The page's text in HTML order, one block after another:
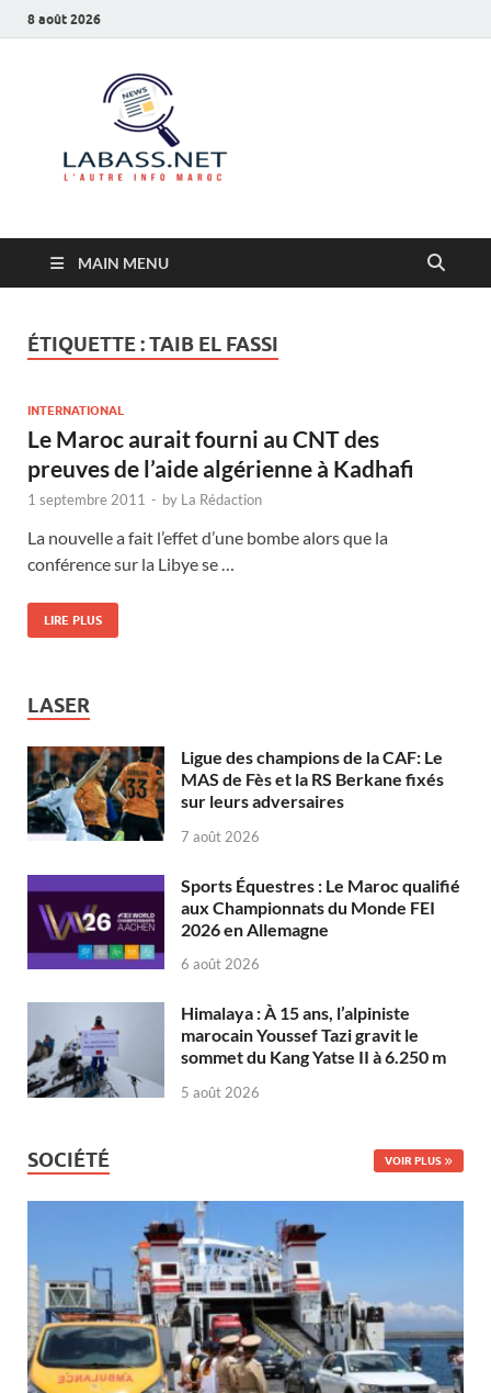
8 août 2026
MAIN MENU
ÉTIQUETTE :TAIB EL FASSI
INTERNATIONAL
Le Maroc aurait fourni au CNT des
preuves de l’aide algérienne à Kadhafi
1 septembre 2011 - by La Rédaction
La nouvelle a fait l’effet d’une bombe alors que la
conférence sur la Libye se …
LIRE PLUS
LASER
Ligue des champions de la CAF: Le
MAS de Fès et la RS Berkane fixés
sur leurs adversaires
7 août 2026
Sports Équestres : Le Maroc qualifié
aux Championnats du Monde FEI
2026 en Allemagne
6 août 2026
Himalaya : À 15 ans, l’alpiniste
marocain Youssef Tazi gravit le
sommet du Kang Yatse II à 6.250 m
5 août 2026
SOCIÉTÉ VOIR PLUS